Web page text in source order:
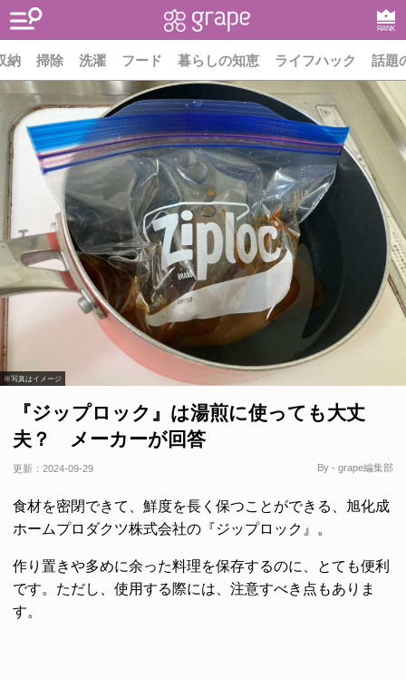
RANK
納 掃除 洗濯 フード 暮らしの知恵 ライフハック 話題
※写真はイメージ
『ジップロック』は湯煎に使っても大丈
夫？ メーカーが回答
更新： 2024-09-29 By - grape編集部
食材を密閉できて、鮮度を長く保つことができる、旭化成
ホームプロダクツ株式会社の『ジップロック』。
作り置きや多めに余った料理を保存するのに、とても便利
です。ただし、使用する際には、注意すべき点もありま
す。